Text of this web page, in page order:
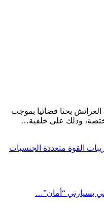
بحثا قضائيا بموجب
وذلك على خلفية…
القوة متعددة الجنسيات
بسيارتي “أمان”…